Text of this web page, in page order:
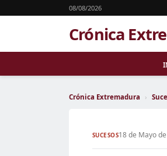
08/08/2026
Crónica
Crónica Extremadura ›
SUCESOS18 de Mayo